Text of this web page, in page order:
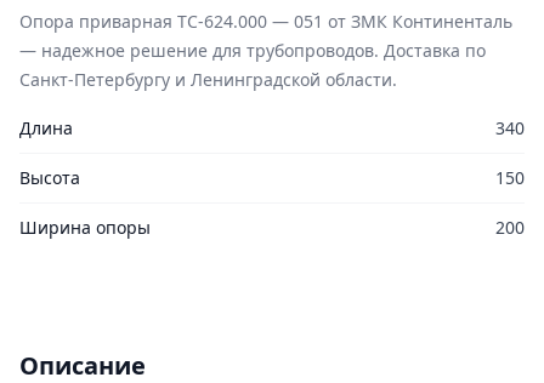
Опора приварная ТС-624.000 — 051 от ЗМК Континенталь
— надежное решение для трубопроводов. Доставка по
Санкт-Петербургу и Ленинградской области.
Длина 340
Высота 150
Ширина опоры 200
Описание